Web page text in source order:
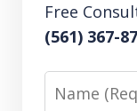
Free
(561) 367-
Name